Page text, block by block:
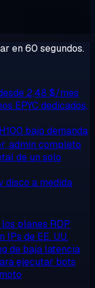
en 60 segundos.
2,48 $/mes
EPYC dedicados,
bajo demanda
admin completo
de un solo
disco a medida
planes RDP
IPs de EE. UU.
de baja latencia
ejecutar bots